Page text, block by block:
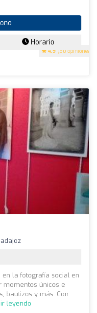
4.9 (50 opiniones)
Horario
la fotografía social en
momentos únicos e
bautizos y más. Con
leyendo